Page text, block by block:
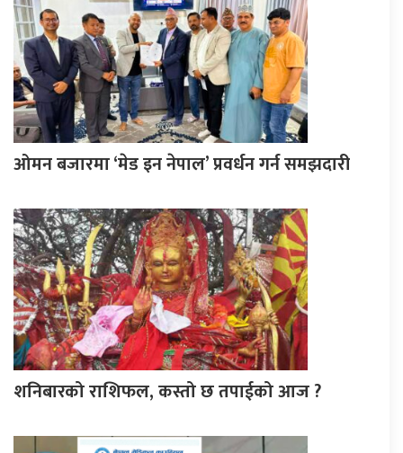
ओमन बजारमा ‘मेड इन नेपाल’ प्रवर्धन गर्न समझदारी
शनिबारको राशिफल, कस्तो छ तपाईको आज ?